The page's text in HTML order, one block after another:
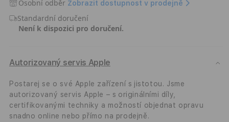
nabíječka
Epico
Charger
1,2m
USB-
C
-
bílá
1,2m
Osobní odběr Zobrazit dostupnost v prodejně
Standardní doručení
Není k dispozici pro doručení.
Autorizovaný servis Apple
Postarej se o své Apple zařízení s jistotou. Jsme
autorizovaný servis Apple – s originálními díly,
certifikovanými techniky a možností objednat opravu
snadno online nebo přímo na prodejně.